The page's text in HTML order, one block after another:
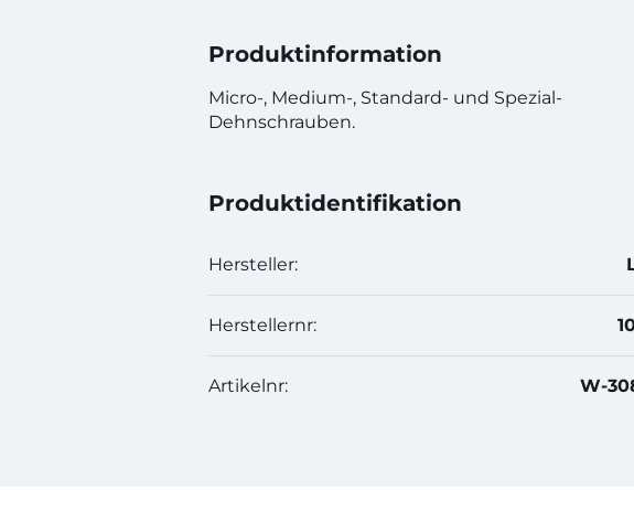
Produktinformation
Micro-, Medium-, Standard- und Spezial-
Dehnschrauben.
Produktidentifikation
Hersteller:
Herstellernr:
Artikelnr: W-